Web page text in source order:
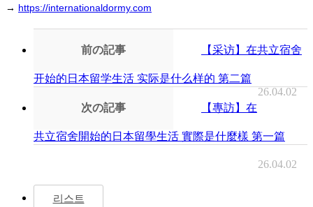
→ https://internationaldormy.com
前の記事 【采访】在共立宿舍
开始的日本留学生活 实际是什么样的 第二篇
26.04.02
次の記事
【專訪】在
共立宿舍開始的日本留學生活 實際是什麼樣 第一篇
26.04.02
리스트